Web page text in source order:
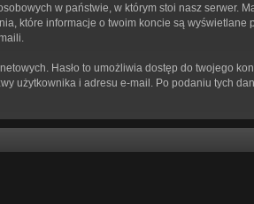
w państwie, w którym stoi nasz serwer.
które informacje o twoim koncie są
Hasło to umożliwia dostęp do twojego
użytkownika i adresu e-mail. Po podaniu tych